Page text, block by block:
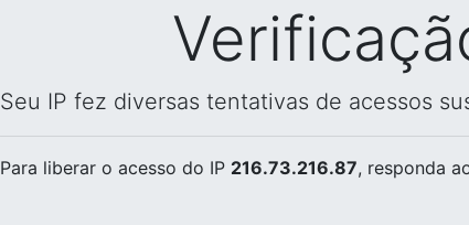
Seu IP fez diversas tentativas de acessos
Para liberar o acesso do IP 216.73.216.87, responda